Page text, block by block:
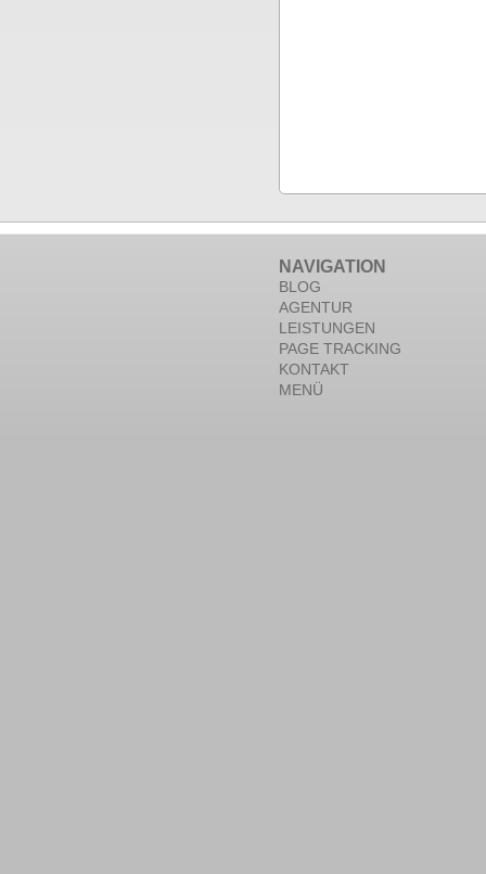
NAVIGATION
BLOG
AGENTUR
LEISTUNGEN
PAGE TRACKING
KONTAKT
MENÜ